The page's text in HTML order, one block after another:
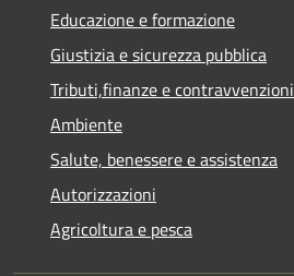
Educazione e formazione
Giustizia e sicurezza pubblica
Tributi,finanze e contravvenzioni
Ambiente
Salute, benessere e assistenza
Autorizzazioni
Agricoltura e pesca